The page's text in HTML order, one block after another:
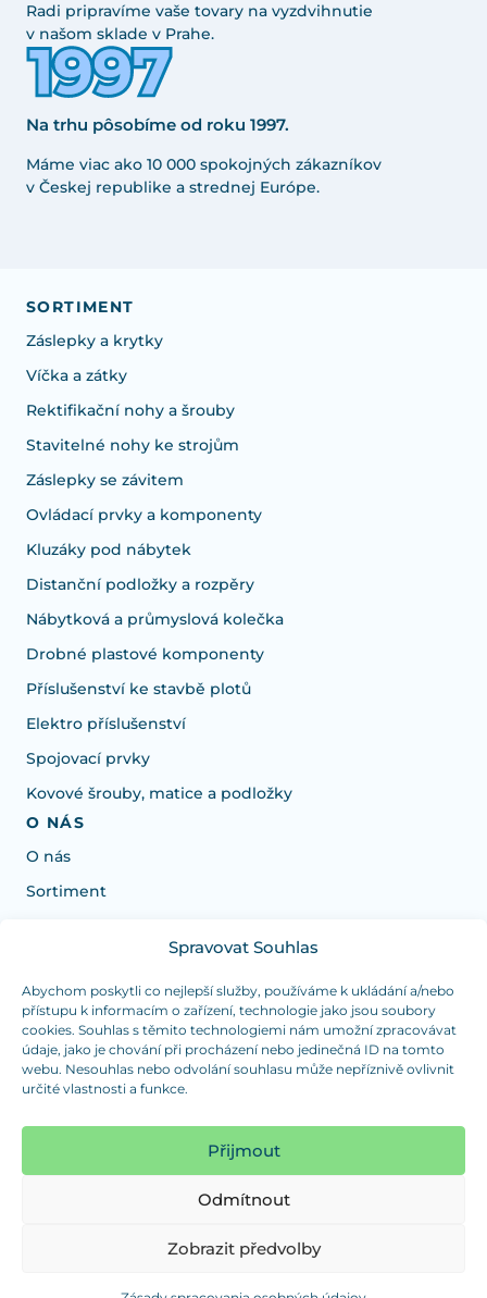
Spravovat Souhlas
Abychom poskytli co nejlepší služby, používáme k ukládání a/nebo
přístupu k informacím o zařízení, technologie jako jsou soubory
cookies. Souhlas s těmito technologiemi nám umožní zpracovávat
údaje, jako je chování při procházení nebo jedinečná ID na tomto
webu. Nesouhlas nebo odvolání souhlasu může nepříznivě ovlivnit
určité vlastnosti a funkce.
Přijmout
Odmítnout
Zobrazit předvolby
Radi pripravíme vaše tovary na vyzdvihnutie
v našom sklade v Prahe.
Na trhu pôsobíme od roku 1997.
Máme viac ako 10 000 spokojných zákazníkov
v Českej republike a strednej Európe.
SORTIMENT
Záslepky a krytky
Víčka a zátky
Rektifikační nohy a šrouby
Stavitelné nohy ke strojům
Záslepky se závitem
Ovládací prvky a komponenty
Kluzáky pod nábytek
Distanční podložky a rozpěry
Nábytková a průmyslová kolečka
Drobné plastové komponenty
Příslušenství ke stavbě plotů
Elektro příslušenství
Spojovací prvky
Kovové šrouby, matice a podložky
O NÁS
O nás
Sortiment
Potrebujete poradiť s výberom?
Sme tu pre vás Pondelok-Štvrtok od: 7:30 - 15:30 hod
a Piatok od 7:30 - 14:30 hod
duranplast@duranplast.sk +421 0905 780 862
(platba iba v hotovosti)
Sme tu pre vás Pondelok-Štvrtok od: 7:30 - 15:30 hod
a Piatok od 7:30 - 14:30 hod